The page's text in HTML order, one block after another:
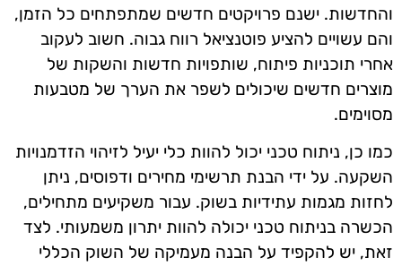
והחדשות. ישנם פרויקטים חדשים שמתפתחים כל הזמן,
והם עשויים להציע פוטנציאל רווח גבוה. חשוב לעקוב
אחרי תוכניות פיתוח, שותפויות חדשות והשקות של
מוצרים חדשים שיכולים לשפר את הערך של מטבעות
מסוימים.
כמו כן, ניתוח טכני יכול להוות כלי יעיל לזיהוי הזדמנויות
השקעה. על ידי הבנת תרשימי מחירים ודפוסים, ניתן
לחזות מגמות עתידיות בשוק. עבור משקיעים מתחילים,
הכשרה בניתוח טכני יכולה להוות יתרון משמעותי. לצד
זאת, יש להקפיד על הבנה מעמיקה של השוק הכללי